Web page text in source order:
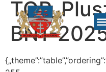
BN1-